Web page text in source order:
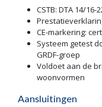
CSTB: DTA 14/16-
CE-markering:
Systeem getest
GRDF-groep
Voldoet aan de
woonvormen
Aansluitingen